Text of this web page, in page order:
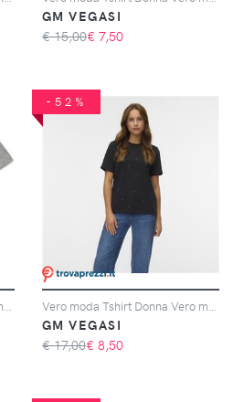
GM VEGASI
€ 15,00€ 7,50
-52%
GM VEGASI
€ 17,00€ 8,50